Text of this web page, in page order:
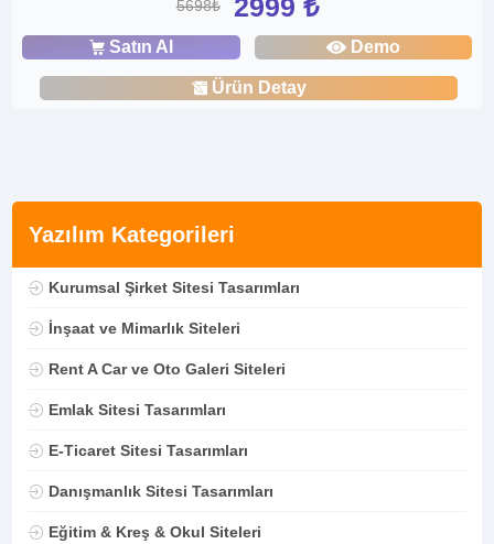
Yazılım Kategorileri
Kurumsal Şirket Sitesi Tasarımları
İnşaat ve Mimarlık Siteleri
Rent A Car ve Oto Galeri Siteleri
Emlak Sitesi Tasarımları
E-Ticaret Sitesi Tasarımları
Danışmanlık Sitesi Tasarımları
Eğitim & Kreş & Okul Siteleri
5698₺ 2999 ₺
Satın Al Demo
Ürün Detay